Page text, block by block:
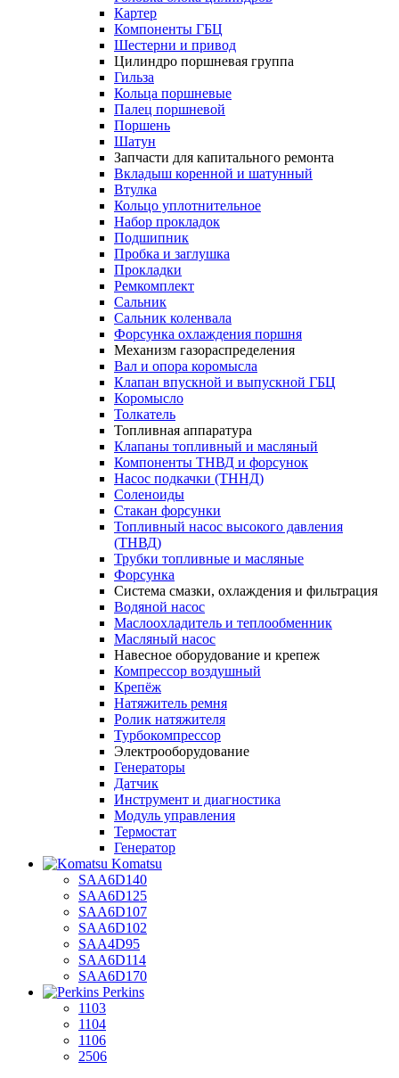
Картер
Компоненты ГБЦ
Шестерни и привод
Цилиндро поршневая группа
Гильза
Кольца поршневые
Палец поршневой
Поршень
Шатун
Запчасти для капитального ремонта
Вкладыш коренной и шатунный
Втулка
Кольцо уплотнительное
Набор прокладок
Подшипник
Пробка и заглушка
Прокладки
Ремкомплект
Сальник
Сальник коленвала
Форсунка охлаждения поршня
Механизм газораспределения
Вал и опора коромысла
Клапан впускной и выпускной ГБЦ
Коромысло
Толкатель
Топливная аппаратура
Клапаны топливный и масляный
Компоненты ТНВД и форсунок
Насос подкачки (ТННД)
Соленоиды
Стакан форсунки
Топливный насос высокого давления
(ТНВД)
Трубки топливные и масляные
Форсунка
Система смазки, охлаждения и фильтрация
Водяной насос
Маслоохладитель и теплообменник
Масляный насос
Навесное оборудование и крепеж
Компрессор воздушный
Крепёж
Натяжитель ремня
Ролик натяжителя
Турбокомпрессор
Электрооборудование
Генераторы
Датчик
Инструмент и диагностика
Модуль управления
Термостат
Генератор
Komatsu
SAA6D140
SAA6D125
SAA6D107
SAA6D102
SAA4D95
SAA6D114
SAA6D170
Perkins
1103
1104
1106
2506